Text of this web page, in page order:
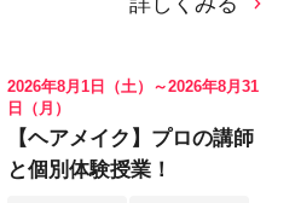
2026年8月1日（土）～2026年8月31
日（月）
【ヘアメイク】プロの講師
と個別体験授業！